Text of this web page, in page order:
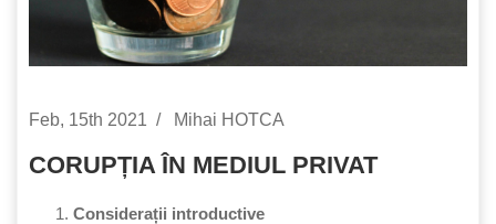
Feb, 15th 2021 Mihai HOTCA
CORUPȚIA ÎN MEDIUL PRIVAT
Considerații introductive